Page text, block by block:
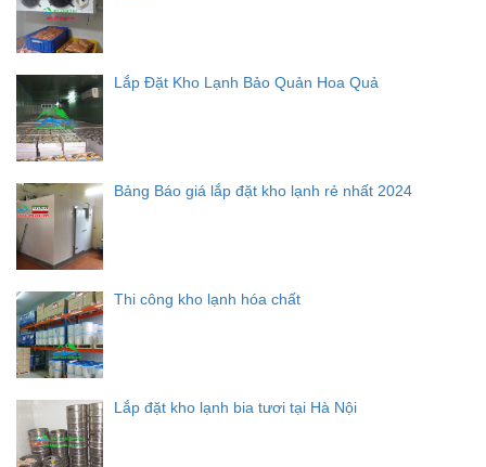
Lắp Đặt Kho Lạnh Bảo Quản Hoa Quả
Bảng Báo giá lắp đặt kho lạnh rẻ nhất 2024
Thi công kho lạnh hóa chất
Lắp đặt kho lạnh bia tươi tại Hà Nội